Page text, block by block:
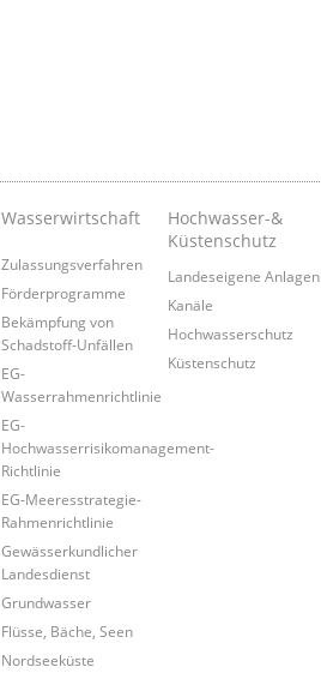
Wasserwirtschaft
Zulassungsverfahren
Förderprogramme
Bekämpfung von
Schadstoff-Unfällen
EG-
Wasserrahmenrichtlinie
EG-
Hochwasserrisikomanagement-
Richtlinie
EG-Meeresstrategie-
Rahmenrichtlinie
Gewässerkundlicher
Landesdienst
Grundwasser
Flüsse, Bäche, Seen
Nordseeküste
Hochwasser-&
Küstenschutz
Landeseigene Anlagen
Kanäle
Hochwasserschutz
Küstenschutz